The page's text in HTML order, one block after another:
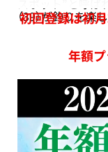
（39）が釣りを楽
初回登録は初
年額